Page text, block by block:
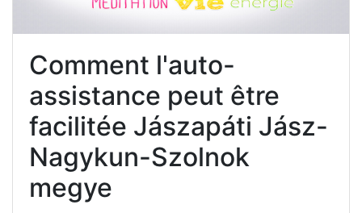
Comment l'auto-
assistance peut être
facilitée Jászapáti Jász-
Nagykun-Szolnok
megye